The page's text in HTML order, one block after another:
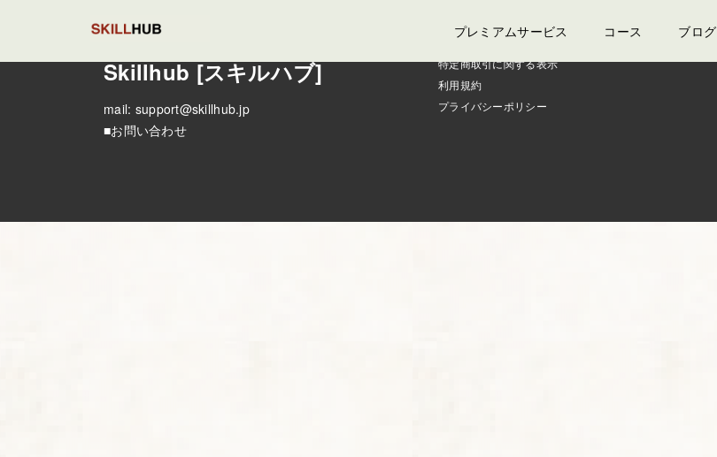
プレミアムサービス コース ブログ
Skillhub [スキルハブ]
mail: support@skillhub.jp
■お問い合わせ
特定商取引に関する表示
利用規約
プライバシーポリシー